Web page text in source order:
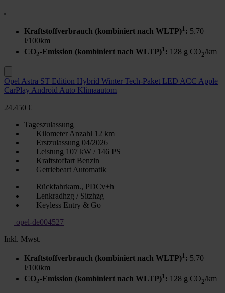
Kraftstoffverbrauch (kombiniert nach WLTP)1 : 5.70
l/100km
CO2-Emission (kombiniert nach WLTP)1 : 128 g CO2/km
Opel Astra ST Edition Hybrid Winter Tech-Paket LED ACC Apple
CarPlay Android Auto Klimaautom
24.450 €
Tageszulassung
Kilometer Anzahl 12 km
Erstzulassung 04/2026
Leistung 107 kW / 146 PS
Kraftstoffart Benzin
Getriebeart Automatik
Rückfahrkam., PDCv+h
Lenkradhzg / Sitzhzg
Keyless Entry & Go
opel-de004527
Inkl. Mwst.
Kraftstoffverbrauch (kombiniert nach WLTP)1 : 5.70
l/100km
CO2-Emission (kombiniert nach WLTP)1 : 128 g CO2/km